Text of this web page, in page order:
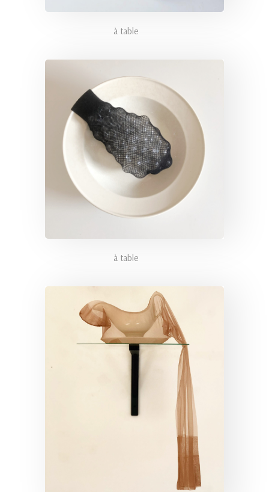
à table
à table